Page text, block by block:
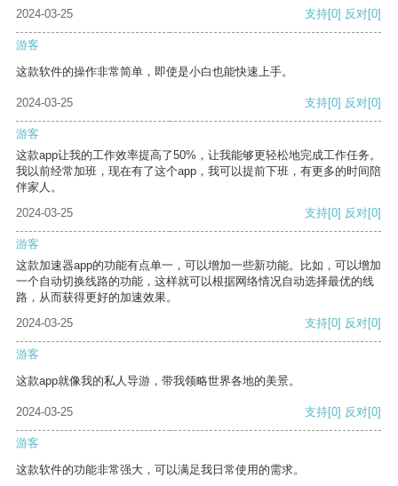
2024-03-25 支持[0] 反对[0]
游客
这款软件的操作非常简单，即使是小白也能快速上手。
2024-03-25 支持[0] 反对[0]
游客
这款app让我的工作效率提高了50%，让我能够更轻松地完成工作任务。
我以前经常加班，现在有了这个app，我可以提前下班，有更多的时间陪
伴家人。
2024-03-25
支持[0] 反对[0]
游客
这款加速器app的功能有点单一，可以增加一些新功能。比如，可以增加
一个自动切换线路的功能，这样就可以根据网络情况自动选择最优的线
路，从而获得更好的加速效果。
2024-03-25
支持[0] 反对[0]
游客
这款app就像我的私人导游，带我领略世界各地的美景。
2024-03-25 支持[0] 反对[0]
游客
这款软件的功能非常强大，可以满足我日常使用的需求。